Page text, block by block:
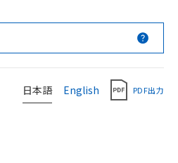
日本語 English PDF出力